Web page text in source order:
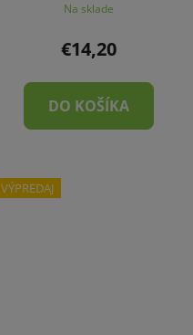
Na sklade
€14,20
DO KOŠÍKA
VÝPREDAJ